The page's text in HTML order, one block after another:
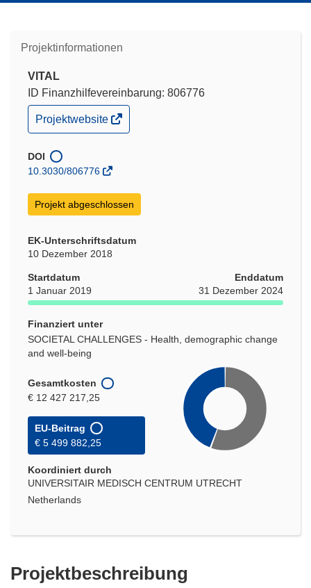
Projektinformationen
VITAL
ID Finanzhilfevereinbarung: 806776
(öffnet
in
Fenster)
Projektwebsite
DOI
10.3030/806776
Projekt abgeschlossen
EK-Unterschriftsdatum
10 Dezember 2018
Startdatum
1 Januar 2019
Enddatum
31 Dezember 2024
Finanziert unter
SOCIETAL CHALLENGES - Health, demographic change
and well-being
Gesamtkosten
€ 12 427 217,25
EU-Beitrag
€ 5 499 882,25
Koordiniert durch
UNIVERSITAIR MEDISCH CENTRUM UTRECHT
Netherlands
Projektbeschreibung